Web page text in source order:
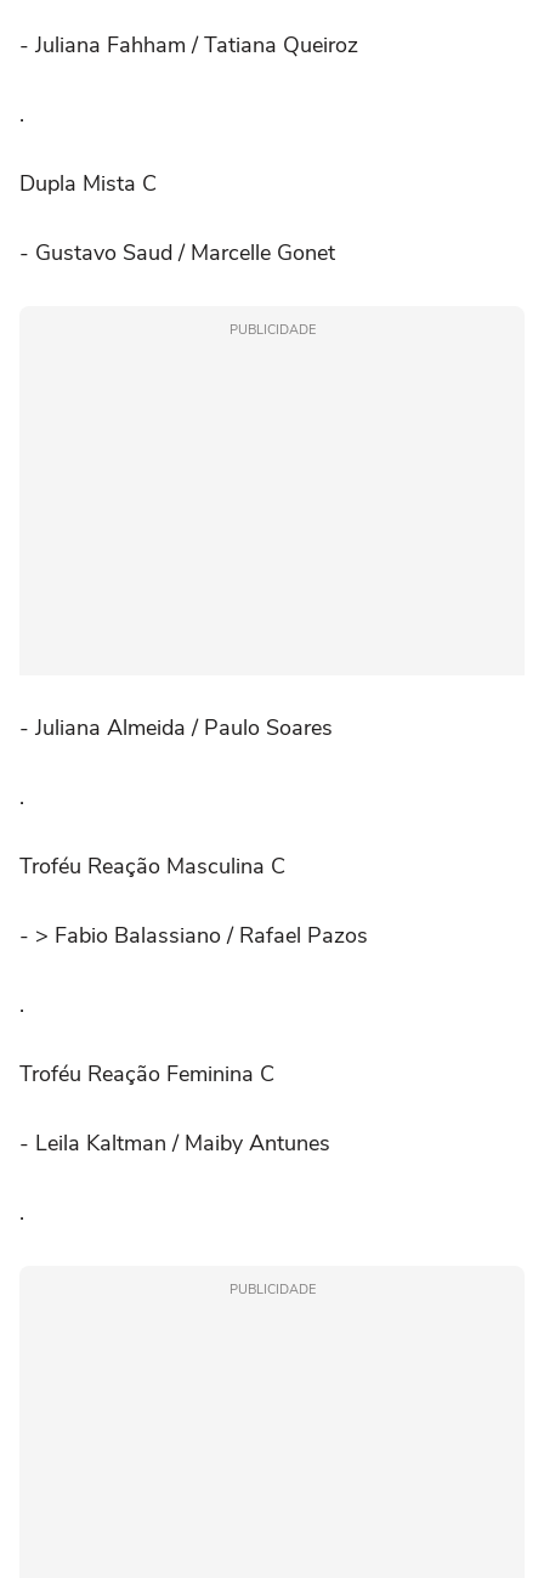
- Juliana Fahham / Tatiana Queiroz
.⠀
Dupla Mista C
- Gustavo Saud / Marcelle Gonet
PUBLICIDADE
- Juliana Almeida / Paulo Soares
.
Troféu Reação Masculina C
- > Fabio Balassiano / Rafael Pazos
.
Troféu Reação Feminina C
- Leila Kaltman / Maiby Antunes
.
PUBLICIDADE